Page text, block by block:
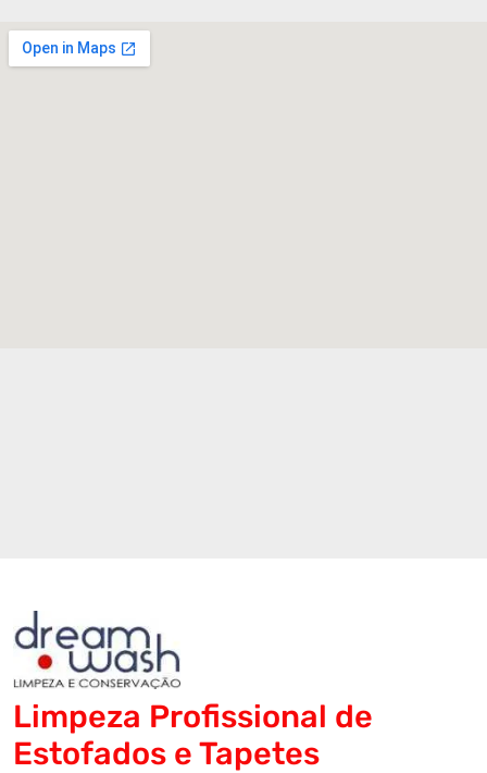
Limpeza Profissional de
Estofados e Tapetes